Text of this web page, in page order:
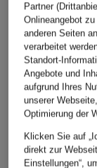
ÄHNLICHE
Partner
Onlineangebot
anderen Seiten
verarbeitet
Standort-
Angebote und
aufgrund Ihres
unserer
Optimierung der
Klicken Sie auf
direkt zur
Einstellungen“,